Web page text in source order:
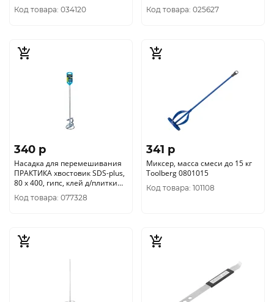
Код товара: 034120 Код товара: 025627
340 p
Насадка для перемешивания
ПРАКТИКА хвостовик SDS-plus,
80 х 400, гипс, клей д/плитки
779-561
Код товара: 077328
341 p
Миксер, масса смеси до 15 кг
Toolberg 0801015
Код товара: 101108